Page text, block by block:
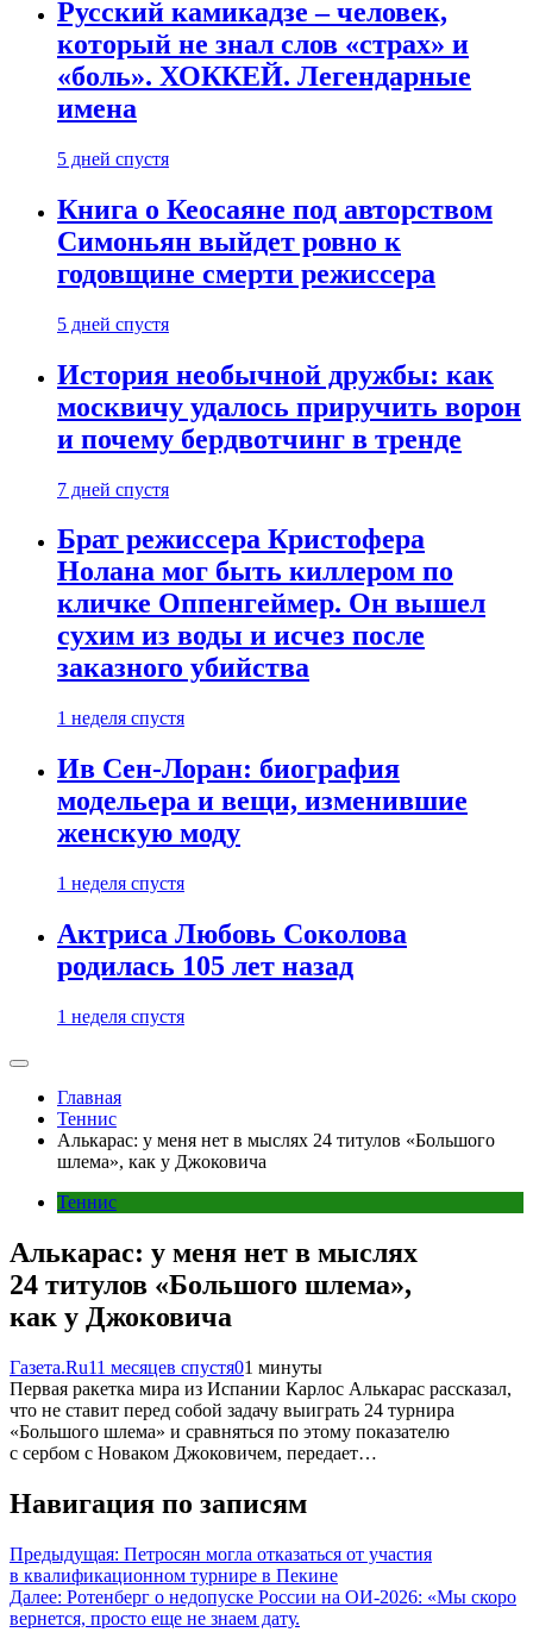
Русский камикадзе – человек,
который не знал слов «страх» и
«боль». ХОККЕЙ. Легендарные
имена
5 дней спустя
Книга о Кеосаяне под авторством
Симоньян выйдет ровно к
годовщине смерти режиссера
5 дней спустя
История необычной дружбы: как
москвичу удалось приручить ворон
и почему бердвотчинг в тренде
7 дней спустя
Брат режиссера Кристофера
Нолана мог быть киллером по
кличке Оппенгеймер. Он вышел
сухим из воды и исчез после
заказного убийства
1 неделя спустя
Ив Сен-Лоран: биография
модельера и вещи, изменившие
женскую моду
1 неделя спустя
Актриса Любовь Соколова
родилась 105 лет назад
1 неделя спустя
Главная
Теннис
Алькарас: у меня нет в мыслях 24 титулов «Большого
шлема», как у Джоковича
Теннис
Алькарас: у меня нет в мыслях
24 титулов «Большого шлема»,
как у Джоковича
Газета.Ru11 месяцев спустя01 минуты
Первая ракетка мира из Испании Карлос Алькарас рассказал,
что не ставит перед собой задачу выиграть 24 турнира
«Большого шлема» и сравняться по этому показателю
с сербом с Новаком Джоковичем, передает…
Навигация по записям
Предыдущая: Петросян могла отказаться от участия
в квалификационном турнире в Пекине
Далее: Ротенберг о недопуске России на ОИ-2026: «Мы скоро
вернется, просто еще не знаем дату.